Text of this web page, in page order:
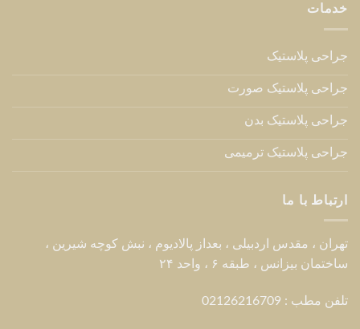
خدمات
جراحی پلاستیک
جراحی پلاستیک صورت
جراحی پلاستیک بدن
جراحی پلاستیک ترمیمی
ارتباط با ما
تهران ، مقدس اردبیلی ، بعداز پالادیوم ، نبش کوچه شیرین ،
ساختمان بیزانس ، طبقه ۶ ، واحد ۲۴
تلفن مطب : 02126216709